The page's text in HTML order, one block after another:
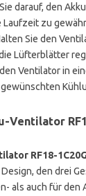
darauf, den
Laufzeit zu
Sie den
Lüfterblätter
Ventilator in
Ventilator
RF18-
den drei
als auch für